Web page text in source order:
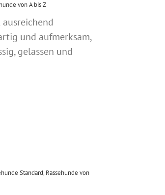
von A bis Z
und aufmerksam,
gelassen und
Standard, Rassehunde von